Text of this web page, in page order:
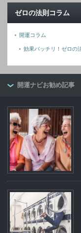
ゼロの法則コラム
開運コラム
効果バッチリ！ゼロの
開運ナビお勧め記事